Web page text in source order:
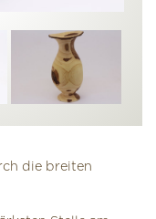
die breiten